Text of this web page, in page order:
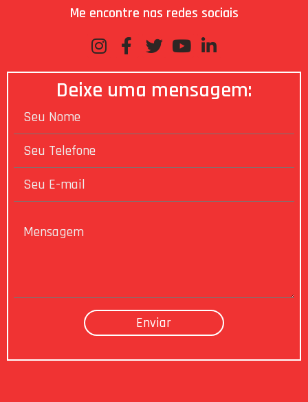
Me encontre nas redes sociais
Deixe uma mensagem: